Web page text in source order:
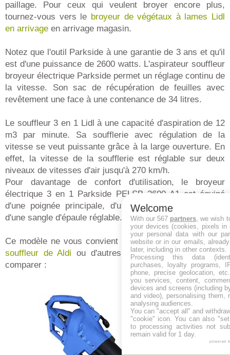
paillage. Pour ceux qui veulent broyer encore plus,
tournez-vous vers le broyeur de végétaux à lames Lidl
en arrivage en arrivage magasin.
Notez que l'outil Parkside à une garantie de 3 ans et qu'il
est d'une puissance de 2600 watts. L'aspirateur souffleur
broyeur électrique Parkside permet un réglage continu de
la vitesse. Son sac de récupération de feuilles avec
revêtement une face à une contenance de 34 litres.
Le souffleur 3 en 1 Lidl à une capacité d'aspiration de 12
m3 par minute. Sa soufflerie avec régulation de la
vitesse se veut puissante grâce à la large ouverture. En
effet, la vitesse de la soufflerie est réglable sur deux
niveaux de vitesses d'air jusqu'à 270 km/h.
Pour davantage de confort d'utilisation, le broyeur
électrique 3 en 1 Parkside PELSB 2600 A1 est équipé
d'une poignée principale, d'une poignée secondaire et
d'une sangle d'épaule réglable.
Ce modèle ne vous convient pas, découvrez lebroyeur
souffleur de Aldi ou d'autres souffleurs broyeurs pour
comparer :
Welcome
With our 567 partners , we wish
your devices (cookies, pixels
your personal data with our
website or in our emails,
later, including in other contexts.
Processing this data
purchases, loyalty programs,
phone, precise geolocation,
you services, content,
devices and screens (including
and video), personalising them,
analysing audiences.
You can "accept all" and
"cookie" icon. You can also
to processing activities not
remain valid for 1 day.
powered